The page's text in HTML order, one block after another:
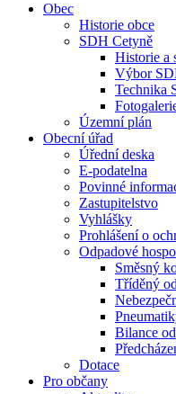
Obec
Historie obce
SDH Cetyně
Historie a
Výbor
Technika
Územní plán
Obecní úřad
Úřední deska
E-podatelna
Povinné
Zastupitelstvo
Vyhlášky
Prohlášení o
Odpadové
Směsný
Tříděný
Bilance
Dotace
Pro občany